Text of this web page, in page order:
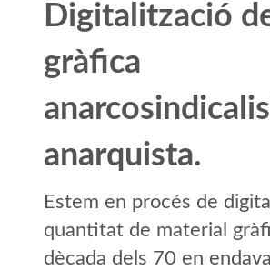
Digitalització
gràfica
anarquista.
Estem en procés de
quantitat de material
dècada dels 70 en